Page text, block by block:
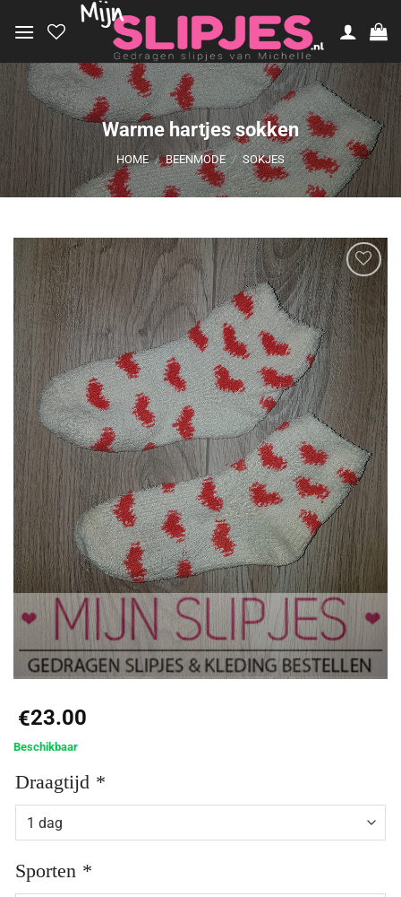
naar
Warme hartjes sokken
HOME / BEENMODE / SOKJES
Aan
verlanglijst
toevoegen
€23.00
Beschikbaar
Draagtijd *
Sporten *